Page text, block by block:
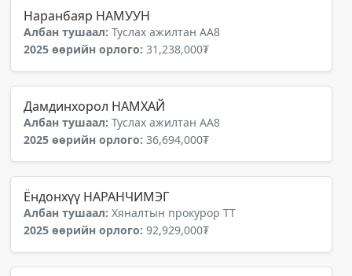
Наранбаяр НАМУУН
Албан тушаал: Туслах ажилтан АА8
2025 өөрийн орлого: 31,238,000₮
Дамдинхорол НАМХАЙ
Албан тушаал: Туслах ажилтан АА8
2025 өөрийн орлого: 36,694,000₮
Ёндонхүү НАРАНЧИМЭГ
Албан тушаал: Хяналтын прокурор ТТ
2025 өөрийн орлого: 92,929,000₮